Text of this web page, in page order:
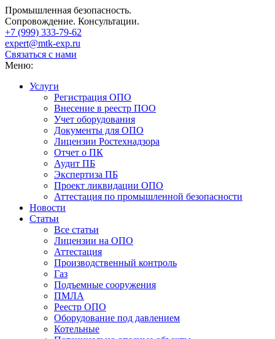
Промышленная безопасность.
Сопровождение. Консультации.
+7 (999) 333-79-62
expert@mtk-exp.ru
Связаться с нами
Меню:
Услуги
Регистрация ОПО
Внесение в реестр ПОО
Учет оборудования
Документы для ОПО
Лицензии Ростехнадзора
Отчет о ПК
Аудит ПБ
Экспертиза ПБ
Проект ликвидации ОПО
Аттестация по промышленной безопасности
Новости
Статьи
Все статьи
Лицензии на ОПО
Аттестация
Производственный контроль
Газ
Подъемные сооружения
ПМЛА
Реестр ОПО
Оборудование под давлением
Котельные